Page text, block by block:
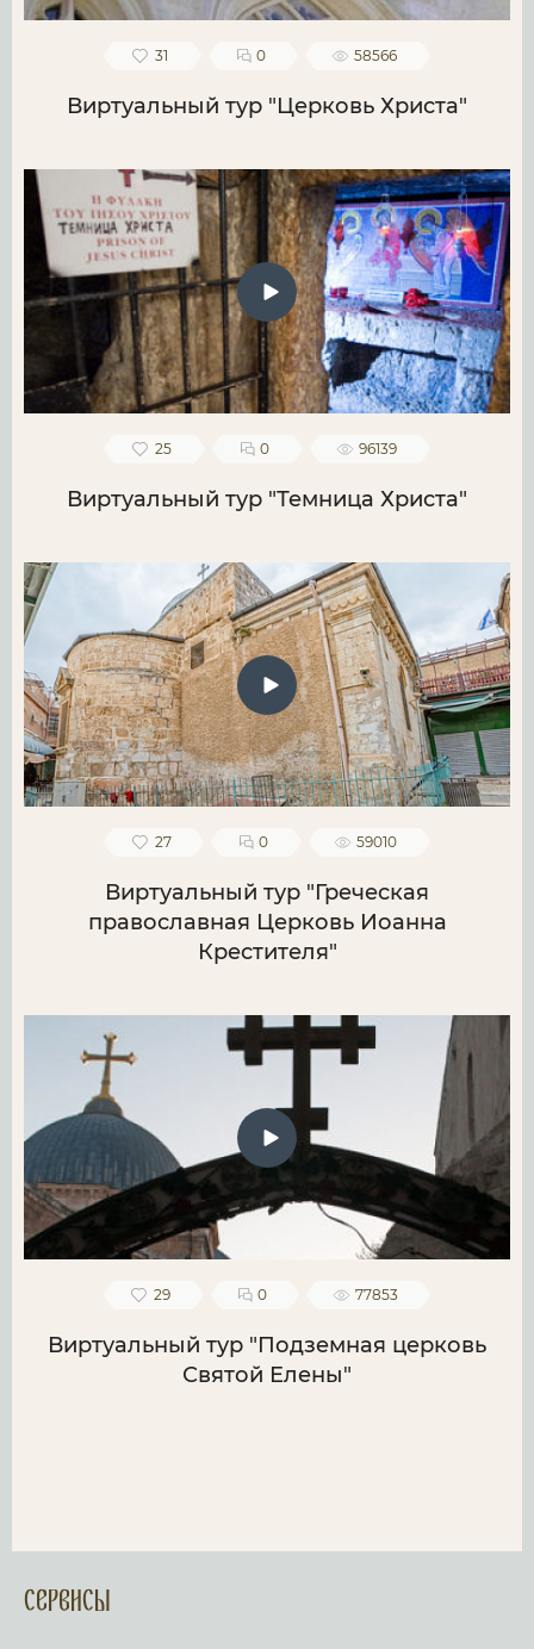
31 0 58566
Виртуальный тур "Церковь Христа"
25 0 96139
Виртуальный тур "Темница Христа"
27 0 59010
Виртуальный тур "Греческая
православная Церковь Иоанна
Крестителя"
29 0 77853
Виртуальный тур "Подземная церковь
Святой Елены"
Сервисы